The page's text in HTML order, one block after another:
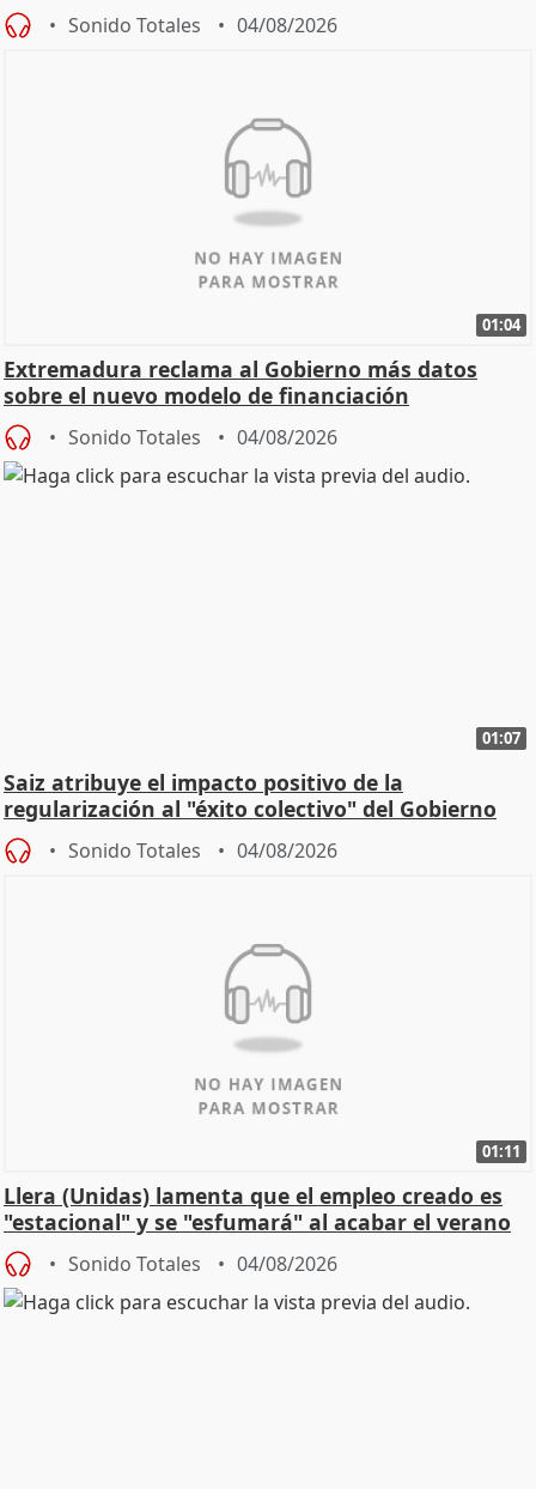
Sonido Totales 04/08/2026
01:04
Extremadura reclama al Gobierno más datos
sobre el nuevo modelo de financiación
Sonido Totales 04/08/2026
01:07
Saiz atribuye el impacto positivo de la
regularización al "éxito colectivo" del Gobierno
Sonido Totales 04/08/2026
01:11
Llera (Unidas) lamenta que el empleo creado es
"estacional" y se "esfumará" al acabar el verano
Sonido Totales 04/08/2026